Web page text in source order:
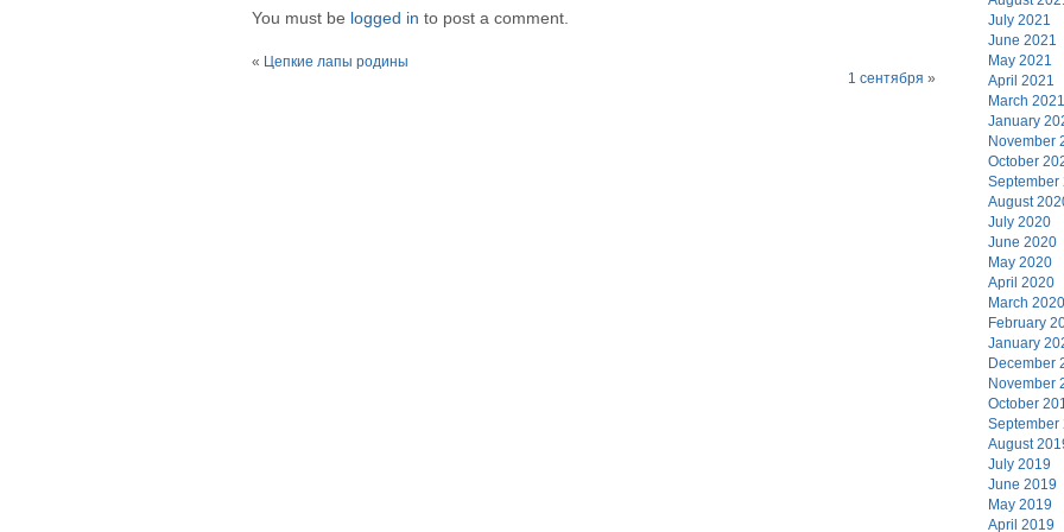
You must be logged in to post a comment.
« Цепкие лапы родины
1 сентября »
July 2021
June 2021
May 2021
April 2021
March 2021
January
November
October
September
August
July 2020
June 2020
May 2020
April 2020
March 2020
February
January
December
November
October
September
August
July 2019
June 2019
May 2019
April 2019